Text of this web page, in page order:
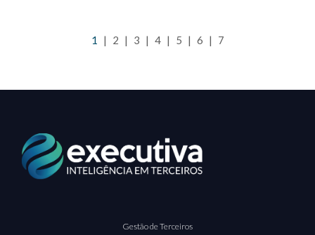
1 | 2 | 3 | 4 | 5 | 6 | 7
Gestão de Terceiros